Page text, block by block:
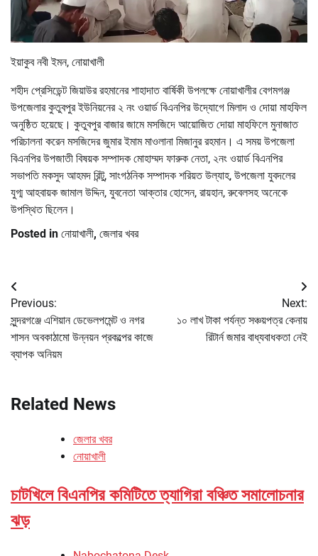
ইয়াকুব নবী ইমন, নোয়াখালী
শহীদ প্রেসিডেন্ট জিয়াউর রহমানের শাহাদাত বার্ষিকী উপলক্ষে নোয়াখালীর বেগমগঞ্জ
উপজেলার কুতুবপুর ইউনিয়নের ২ নং ওয়ার্ড বিএনপির উদ্যোগে মিলাদ ও দোয়া মাহফিল
অনুষ্ঠিত হয়েছে। কুতুবপুর বাজার জামে মসজিদে আয়োজিত দোয়া মাহফিলে মুনাজাত
পরিচালনা করেন মসজিদের জুমার ইমাম মাওলানা মিজানুর রহমান। এ সময় উপজেলা
বিএনপির উপজাতী বিষয়ক সম্পাদক মোহাম্মদ ফারুক নেতা, ২নং ওয়ার্ড বিএনপির
সভাপতি মকসুদ আহমদ রিন্টু, সাংগঠনিক সম্পাদক শরিয়ত উল্যাহ, উপজেলা যুবদলের
যুগ্ম আহবায়ক জামাল উদ্দিন, যুবনেতা আক্তার হোসেন, রায়হান, রুবেলসহ অনেকে
উপস্থিত ছিলেন।
Posted in নোয়াখালী, জেলার খবর
Post
navigation
Previous:
সুন্দরগঞ্জে এশিয়ান ডেভেলপমেন্ট ও নগর
শাসন অবকাঠামো উন্নয়ন প্রকল্পের কাজে
ব্যাপক অনিয়ম
Next:
১০ লাখ টাকা পর্যন্ত সঞ্চয়পত্র কেনায়
রিটার্ন জমার বাধ্যবাধকতা নেই
Related News
জেলার খবর
নোয়াখালী
চাটখিলে বিএনপির কমিটিতে ত্যাগিরা বঞ্চিত সমালোচনার
ঝড়